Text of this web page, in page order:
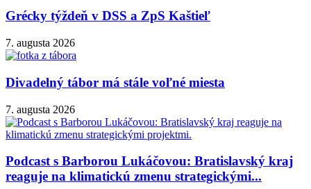
Grécky týždeň v DSS a ZpS Kaštieľ
7. augusta 2026
Divadelný tábor má stále voľné miesta
7. augusta 2026
Podcast s Barborou Lukáčovou: Bratislavský kraj
reaguje na klimatickú zmenu strategickými...